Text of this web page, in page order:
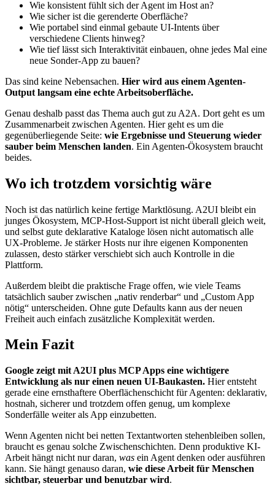
Wie konsistent fühlt sich der Agent im Host an?
Wie sicher ist die gerenderte Oberfläche?
Wie portabel sind einmal gebaute UI-Intents über
verschiedene Clients hinweg?
Wie tief lässt sich Interaktivität einbauen, ohne jedes Mal eine
neue Sonder-App zu bauen?
Das sind keine Nebensachen. Hier wird aus einem Agenten-
Output langsam eine echte Arbeitsoberfläche.
Genau deshalb passt das Thema auch gut zu A2A. Dort geht es um
Zusammenarbeit zwischen Agenten. Hier geht es um die
gegenüberliegende Seite: wie Ergebnisse und Steuerung wieder
sauber beim Menschen landen. Ein Agenten-Ökosystem braucht
beides.
Wo ich trotzdem vorsichtig wäre
Noch ist das natürlich keine fertige Marktlösung. A2UI bleibt ein
junges Ökosystem, MCP-Host-Support ist nicht überall gleich weit,
und selbst gute deklarative Kataloge lösen nicht automatisch alle
UX-Probleme. Je stärker Hosts nur ihre eigenen Komponenten
zulassen, desto stärker verschiebt sich auch Kontrolle in die
Plattform.
Außerdem bleibt die praktische Frage offen, wie viele Teams
tatsächlich sauber zwischen „nativ renderbar“ und „Custom App
nötig“ unterscheiden. Ohne gute Defaults kann aus der neuen
Freiheit auch einfach zusätzliche Komplexität werden.
Mein Fazit
Google zeigt mit A2UI plus MCP Apps eine wichtigere
Entwicklung als nur einen neuen UI-Baukasten. Hier entsteht
gerade eine ernsthaftere Oberflächenschicht für Agenten: deklarativ,
hostnah, sicherer und trotzdem offen genug, um komplexe
Sonderfälle weiter als App einzubetten.
Wenn Agenten nicht bei netten Textantworten stehenbleiben sollen,
braucht es genau solche Zwischenschichten. Denn produktive KI-
Arbeit hängt nicht nur daran, was ein Agent denken oder ausführen
kann. Sie hängt genauso daran, wie diese Arbeit für Menschen
sichtbar, steuerbar und benutzbar wird.